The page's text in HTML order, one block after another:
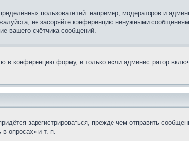
пользователей: например, модераторов и
не засоряйте конференцию ненужными
вашего счётчика сообщений.
в конференцию форму, и только если администратор
зарегистрироваться, прежде чем отправить
опросах» и т. п.